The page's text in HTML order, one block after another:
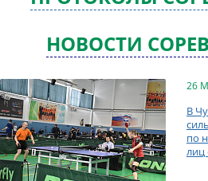
НОВОСТИ
26
В
по
лиц